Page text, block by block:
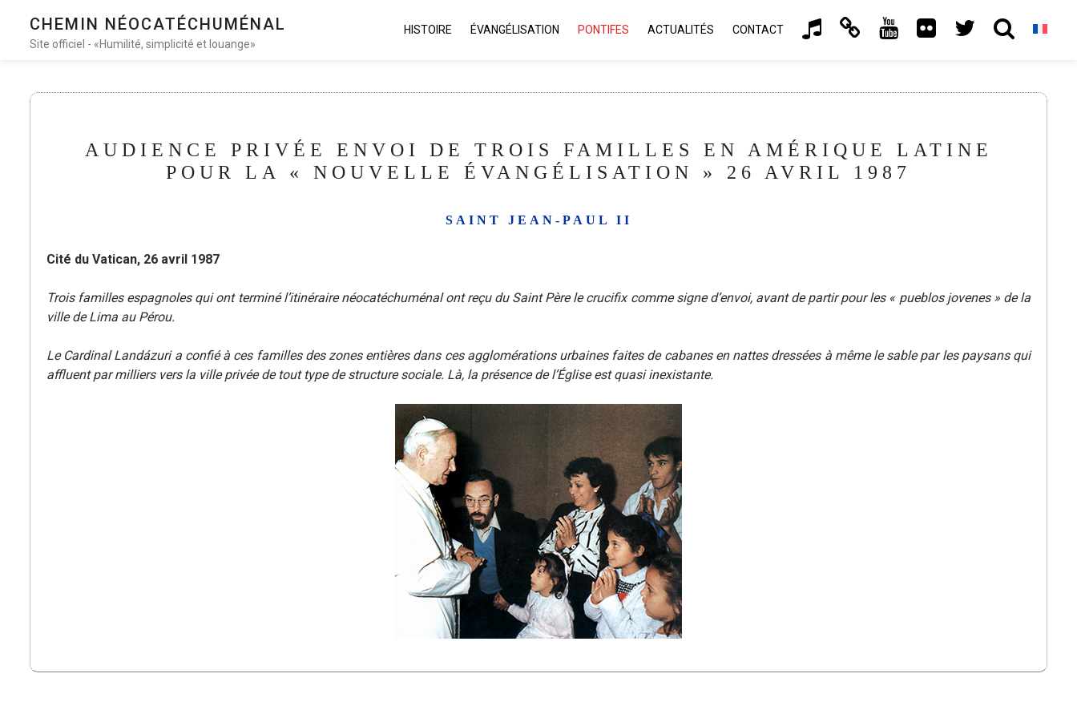
CHEMIN NÉOCATÉCHUMÉNAL
Site officiel - «Humilité, simplicité et louange»
HISTOIRE ÉVANGÉLISATION PONTIFES ACTUALITÉS CONTACT
AUDIENCE PRIVÉE ENVOI DE TROIS FAMILLES EN AMÉRIQUE LATINE
POUR LA « NOUVELLE ÉVANGÉLISATION » 26 AVRIL 1987
SAINT JEAN-PAUL II
Cité du Vatican, 26 avril 1987
Trois familles espagnoles qui ont terminé l’itinéraire néocatéchuménal ont reçu du Saint Père le crucifix comme signe d’envoi, avant de partir pour les « pueblos jovenes » de la
ville de Lima au Pérou.
Le Cardinal Landázuri a confié à ces familles des zones entières dans ces agglomérations urbaines faites de cabanes en nattes dressées à même le sable par les paysans qui
affluent par milliers vers la ville privée de tout type de structure sociale. Là, la présence de l’Église est quasi inexistante.